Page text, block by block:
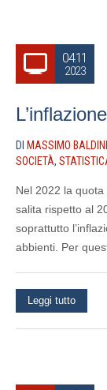
04.11
2023
DI MASSIMO BALDINI
SOCIETÀ,
Nel 2022 la
salita rispetto al
soprattutto
abbienti. Per
Leggi tutto